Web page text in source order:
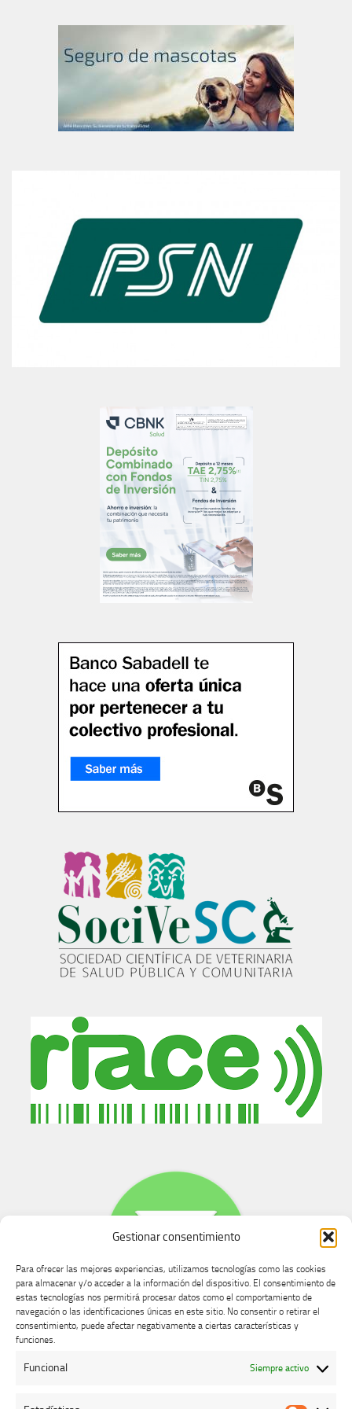
Gestionar consentimiento
Para ofrecer las mejores experiencias, utilizamos tecnologías como las cookies
para almacenar y/o acceder a la información del dispositivo. El consentimiento de
estas tecnologías nos permitirá procesar datos como el comportamiento de
navegación o las identificaciones únicas en este sitio. No consentir o retirar el
consentimiento, puede afectar negativamente a ciertas características y
funciones.
Funcional Siempre activo
Buzón de dudas, quejas y sugerencias